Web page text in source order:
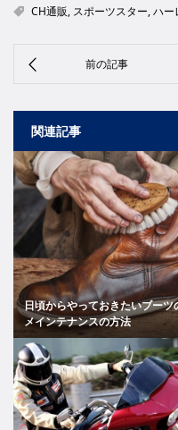
CH通販, スポーツスター,ハー
関連記事
日頃からやっておきたいブーツ
メインテナンスの方法